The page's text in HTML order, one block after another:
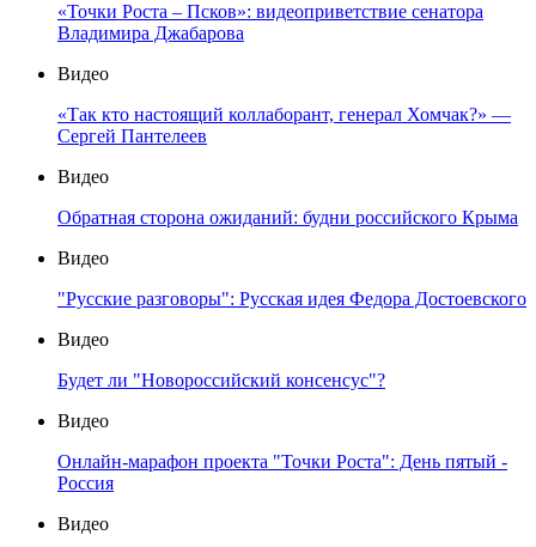
«Точки Роста – Псков»: видеоприветствие сенатора
Владимира Джабарова
Видео
«Так кто настоящий коллаборант, генерал Хомчак?» —
Сергей Пантелеев
Видео
Обратная сторона ожиданий: будни российского Крыма
Видео
"Русские разговоры": Русская идея Федора Достоевского
Видео
Будет ли "Новороссийский консенсус"?
Видео
Онлайн-марафон проекта "Точки Роста": День пятый -
Россия
Видео